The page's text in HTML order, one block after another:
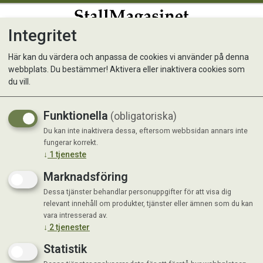
Visar 13 produkter
Integritet
Här kan du värdera och anpassa de cookies vi använder på denna
webbplats. Du bestämmer! Aktivera eller inaktivera cookies som
du vill.
Funktionella (obligatoriska)
Du kan inte inaktivera dessa, eftersom webbsidan annars inte
fungerar korrekt.
↓ 1 tjeneste
Marknadsföring
Dessa tjänster behandlar personuppgifter för att visa dig
relevant innehåll om produkter, tjänster eller ämnen som du kan
vara intresserad av.
↓ 2tjenester
Statistik